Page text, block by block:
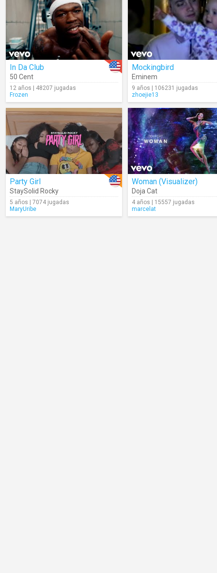
In Da Club
50 Cent
12 años | 48207 jugadas
Frozen
Mockingbird
Eminem
9 años | 106231 jugadas
zhoejie13
Party Girl
StaySolid Rocky
5 años | 7074 jugadas
MaryUribe
Woman (Visualizer)
Doja Cat
4 años | 15557 jugadas
marcelat